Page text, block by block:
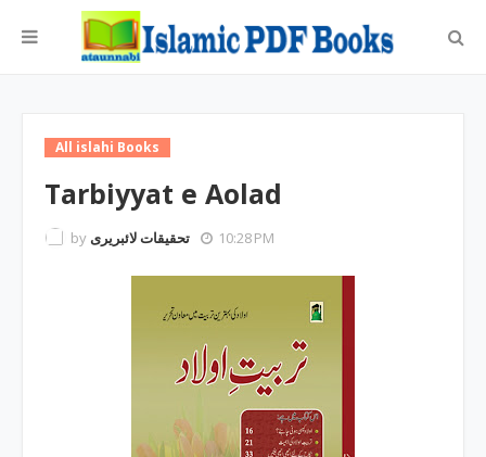
All islahi Books
Tarbiyyat e Aolad
by تحقیقات لائبریری 10:28 PM